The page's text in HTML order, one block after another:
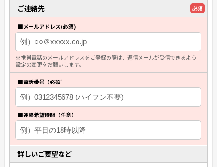
ご連絡先 必須
■メールアドレス(必須)
※携帯電話のメールアドレスをご登録の際は、返信メールが受信できるよう
設定の変更をお願いします。
■電話番号【必須】
■連絡希望時間【任意】
詳しいご要望など